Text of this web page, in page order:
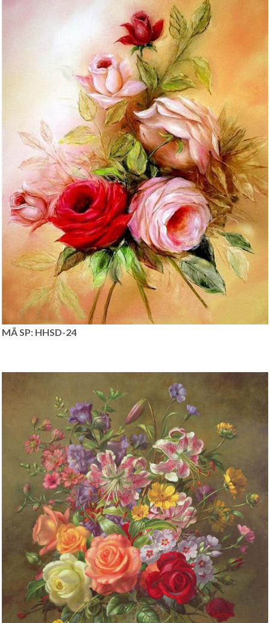
MÃ SP: HHSD-24